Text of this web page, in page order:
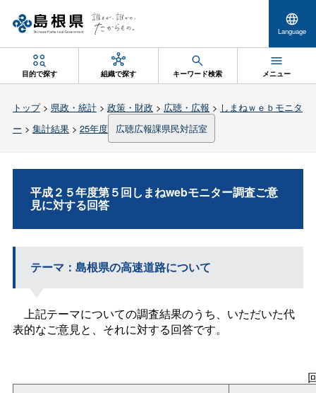
Language
目的で探す 組織で探す キーワード検索 メニュー
トップ> 県政・統計> 政策・財政 > 広聴・広報 > しまねｗｅｂモニタ
ー > 集計結果> 25年度 広聴広報課県民対話室
平成２５年度第５回しまねwebモニター調査ご意
見に対する回答
テーマ：島根県の高速道路について
上記テーマについての調査結果のうち、いただいた代
表的なご意見と、それに対する回答です。